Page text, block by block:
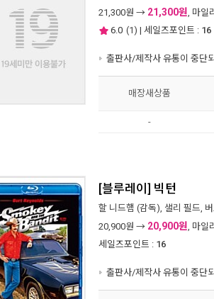
21,300원 → 21,300원, 마일
6.0 (1) | 세일즈포인트 : 16
출판사/제작사 유통이 중단
매장새상품
-
[블루레이] 빅턴
할 니드햄 (감독), 샐리 필드,
20,900원 → 20,900원, 마일
세일즈포인트 : 16
출판사/제작사 유통이 중단